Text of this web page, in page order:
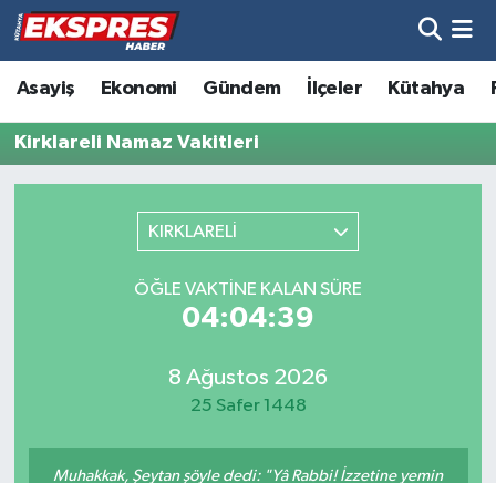
Asayiş Ekonomi Gündem İlçeler Kütahya
Kirklareli Namaz Vakitleri
KIRKLARELİ
ÖĞLE VAKTINE KALAN SÜRE
04:04:39
8 Ağustos 2026
25 Safer 1448
Muhakkak, Şeytan şöyle dedi: "Yâ Rabbi! İzzetine yemin
Altıntaş
Asayiş
Biyografiler
Çavdarhisar
Dumlupınar
Hava Durumu
Trafik Durumu
Tüm Manşetler
Son Dakika Haberleri